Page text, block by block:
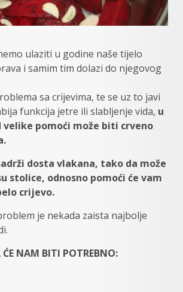
ulaziti u godine naše tijelo
i samim tim dolazi do njegovog
sa crijevima, te se uz to javi
funkcija jetre ili slabljenje vida, u
velike pomoći može biti crveno
dosta vlakana, tako da može
stolice, odnosno pomoći će vam
crijevo.
je nekada zaista najbolje
ĆE NAM BITI POTREBNO: